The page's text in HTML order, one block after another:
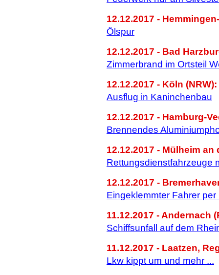
12.12.2017 -
Ölspur
12.12.2017 - Bad
Zimmerbrand im Ortsteil
12.12.2017 - Köln (NRW):
Ausflug in Kaninchenbau
12.12.2017 - Hamburg-
Brennendes
12.12.2017 - Mülheim an
Rettungsdienstfahrzeuge
12.12.2017 -
Eingeklemmter Fahrer
11.12.2017 - Andernach
Schiffsunfall auf dem
11.12.2017 - Laatzen,
Lkw kippt um und mehr ...